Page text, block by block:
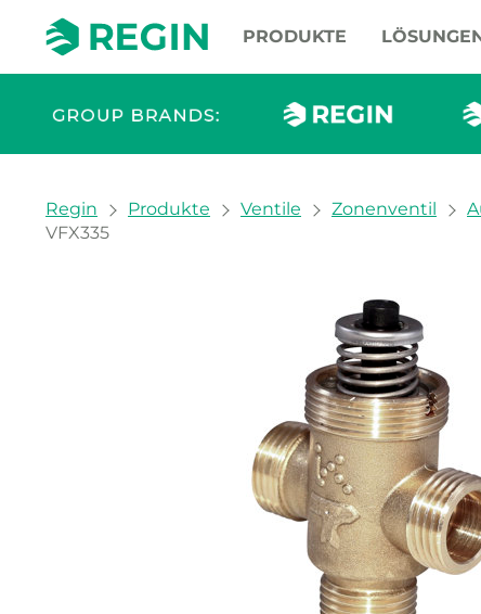
PRODUKTE
You are here:
Regin Produkte Ventile Zonenventil
VFX335